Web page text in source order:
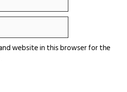
and website in this browser for the